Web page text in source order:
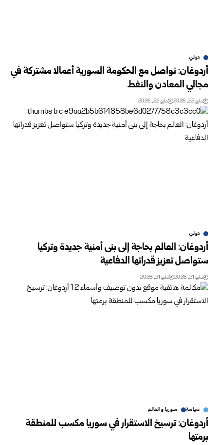
دولي
أردوغان: نواصل مع الحكومة السورية أعمالا مشتركة في
مجالي المعادن والنفط
مايو 22, 2026 مايو 22, 2026
دولي
أردوغان: العالم بحاجة إلى بنى أمنية جديدة وتركيا
ستواصل تعزيز قدراتها الدفاعية
مايو 21, 2026 مايو 21, 2026
سياسة سوريا والعالم
أردوغان: ترسيخ الاستقرار في سوريا مكسب للمنطقة
برمتها